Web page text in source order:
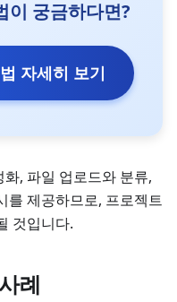
이 궁금하다면?
자세히 보기
, 파일 업로드와 분류,
를 제공하므로, 프로젝트
것입니다.
례